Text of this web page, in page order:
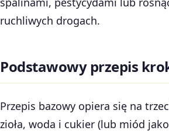
ruchliwych drogach.
Podstawowy przepis
Przepis bazowy opiera się na
zioła, woda i cukier (lub miód